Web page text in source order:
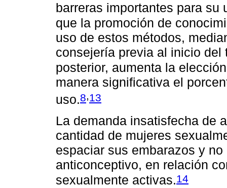
barreras importantes para su
que la promoción de
uso de estos métodos,
consejería previa al inicio
posterior, aumenta la
manera significativa el
uso.8,13
La demanda insatisfecha de
cantidad de mujeres
espaciar sus embarazos y
anticonceptivo, en relación
sexualmente activas.14